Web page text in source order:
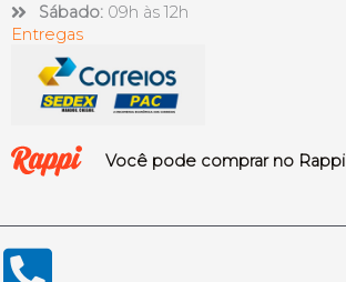
Sábado: 09h às 12h
Entregas
Você pode comprar no Rappi